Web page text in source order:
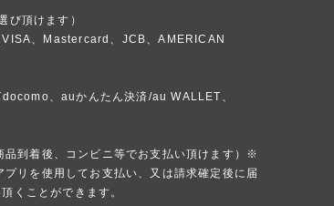
び頂けます）
VISA、Mastercard、JCB、AMERICAN
、auかんたん決済/au WALLET、
品到着後、コンビニ等でお支払い頂けます）※
リを使用してお支払い、又は請求確定後に届
くことができます。